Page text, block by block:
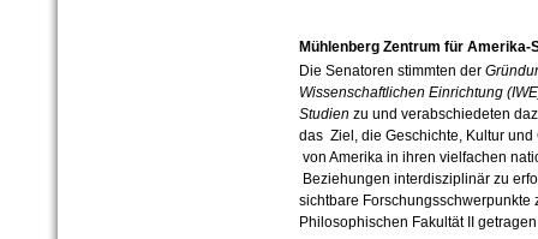
Mühlenberg Zentrum für Amerika-
Die Senatoren stimmten der
Wissenschaftlichen Einrichtung
Studien zu und verabschiedeten
das Ziel, die Geschichte, Kultur
von Amerika in ihren vielfachen
Beziehungen interdisziplinär zu
sichtbare
Philosophischen Fakultät II